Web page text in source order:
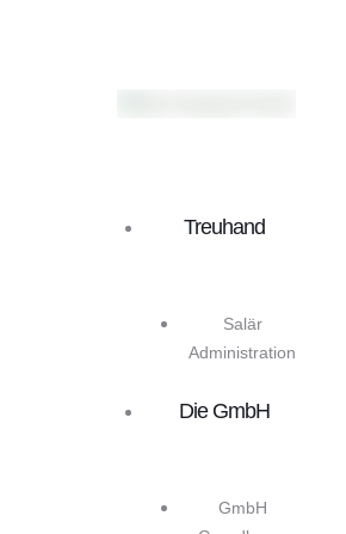
Treuhand
Salär
Administration
Die GmbH
GmbH